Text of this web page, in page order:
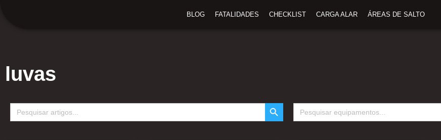
BLOG FATALIDADES CHECKLIST CARGA ALAR ÁREAS DE SALTO
luvas
Search
for:
SEARCH BUTTONSearch
for: